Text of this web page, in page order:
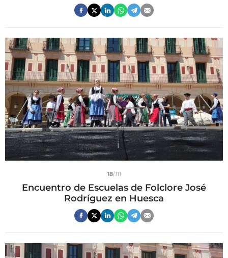
18/111
Encuentro de Escuelas de Folclore José
Rodríguez en Huesca